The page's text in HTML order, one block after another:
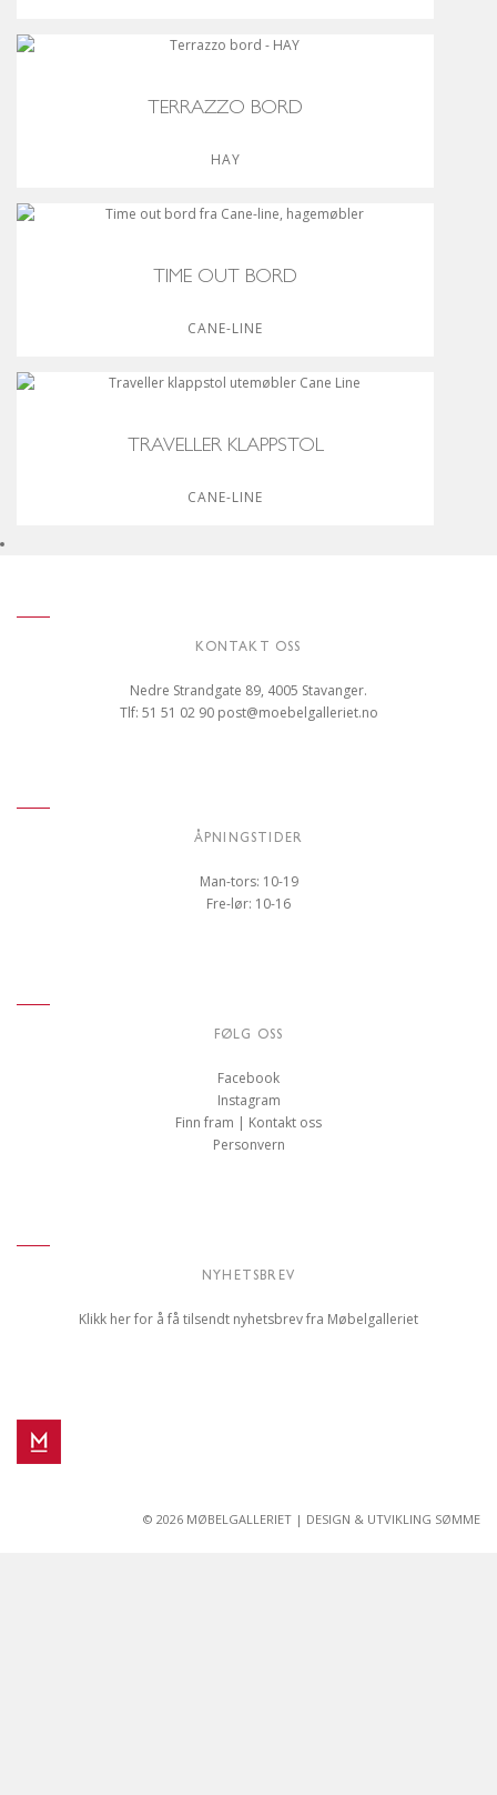
TERRAZZO BORD
HAY
TIME OUT BORD
CANE-LINE
TRAVELLER KLAPPSTOL
CANE-LINE
KONTAKT OSS
Nedre Strandgate 89, 4005 Stavanger.
Tlf: 51 51 02 90 post@moebelgalleriet.no
ÅPNINGSTIDER
Man-tors: 10-19
Fre-lør: 10-16
FØLG OSS
Facebook
Instagram
Finn fram | Kontakt oss
Personvern
NYHETSBREV
Klikk her for å få tilsendt nyhetsbrev fra Møbelgalleriet
© 2026 MØBELGALLERIET | DESIGN & UTVIKLING SØMME